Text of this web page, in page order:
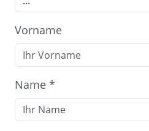
Vorname
Name *